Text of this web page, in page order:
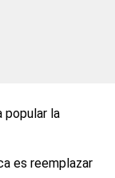
popular la
es reemplazar